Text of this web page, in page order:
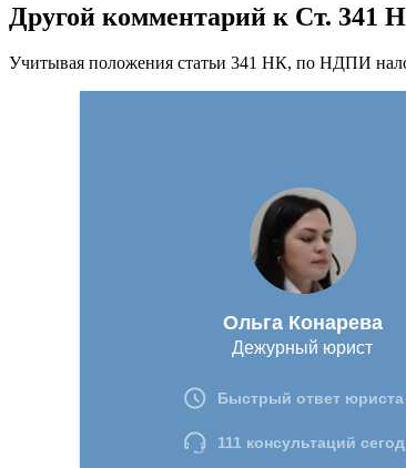
Другой комментарий к Ст. 341
Учитывая положения статьи 341 НК, по НДПИ